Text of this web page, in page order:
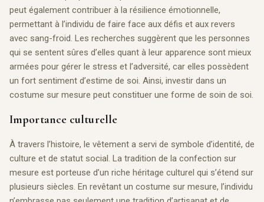
peut également contribuer à la résilience émotionnelle,
permettant à l’individu de faire face aux défis et aux revers
avec sang-froid. Les recherches suggèrent que les personnes
qui se sentent sûres d’elles quant à leur apparence sont mieux
armées pour gérer le stress et l’adversité, car elles possèdent
un fort sentiment d’estime de soi. Ainsi, investir dans un
costume sur mesure peut constituer une forme de soin de soi.
Importance culturelle
À travers l’histoire, le vêtement a servi de symbole d’identité, de
culture et de statut social. La tradition de la confection sur
mesure est porteuse d’un riche héritage culturel qui s’étend sur
plusieurs siècles. En revêtant un costume sur mesure, l’individu